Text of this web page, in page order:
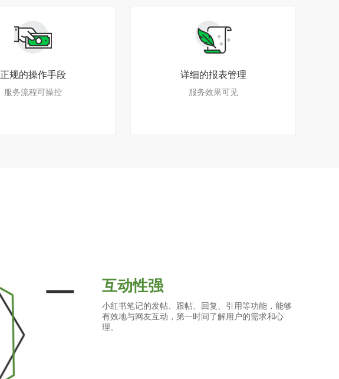
正规的操作手段
服务流程可操控
详细的报表管理
服务效果可见
互动性强
小红书笔记的发帖、跟帖、回复、引用等功能，能够
有效地与网友互动，第一时间了解用户的需求和心
理。